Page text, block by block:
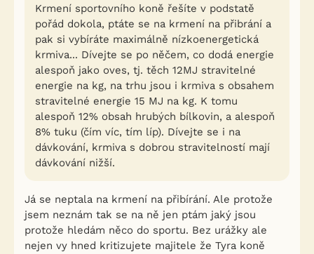
Krmení sportovního koně řešíte v podstatě
pořád dokola, ptáte se na krmení na přibrání a
pak si vybíráte maximálně nízkoenergetická
krmiva... Dívejte se po něčem, co dodá energie
alespoň jako oves, tj. těch 12MJ stravitelné
energie na kg, na trhu jsou i krmiva s obsahem
stravitelné energie 15 MJ na kg. K tomu
alespoň 12% obsah hrubých bílkovin, a alespoň
8% tuku (čím víc, tím líp). Dívejte se i na
dávkování, krmiva s dobrou stravitelností mají
dávkování nižší.
Já se neptala na krmení na přibírání. Ale protože
jsem neznám tak se na ně jen ptám jaký jsou
protože hledám něco do sportu. Bez urážky ale
nejen vy hned kritizujete majitele že Tyra koně